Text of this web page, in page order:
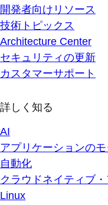
開発者向けリソース
技術トピックス
Architecture Center
セキュリティの更新
カスタマーサポート
詳しく知る
AI
アプリケーションの
自動化
クラウドネイティブ
Linux